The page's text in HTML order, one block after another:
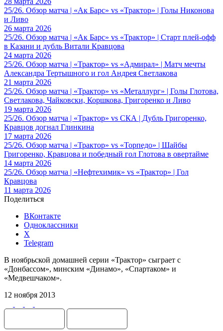
25/26. Обзор матча | «Ак Барс» vs «Трактор» | Голы Никонова
и Ливо
26 марта 2026
25/26. Обзор матча | «Ак Барс» vs «Трактор» | Старт плей-офф
в Казани и дубль Витали Кравцова
24 марта 2026
25/26. Обзор матча | «Трактор» vs «Адмирал» | Матч мечты
Александра Тертышного и гол Андрея Светлакова
21 марта 2026
25/26. Обзор матча | «Трактор» vs «Металлург» | Голы Глотова,
Светлакова, Чайковски, Коршкова, Григоренко и Ливо
19 марта 2026
25/26. Обзор матча | «Трактор» vs СКА | Дубль Григоренко,
Кравцов догнал Глинкина
17 марта 2026
25/26. Обзор матча | «Трактор» vs «Торпедо» | Шайбы
Григоренко, Кравцова и победный гол Глотова в овертайме
14 марта 2026
25/26. Обзор матча | «Нефтехимик» vs «Трактор» | Гол
Кравцова
11 марта 2026
Поделиться
ВКонтакте
Одноклассники
X
Telegram
В ноябрьской домашней серии «Трактор» сыграет с
«Донбассом», минским «Динамо», «Спартаком» и
«Медвешчаком».
12 ноября 2013